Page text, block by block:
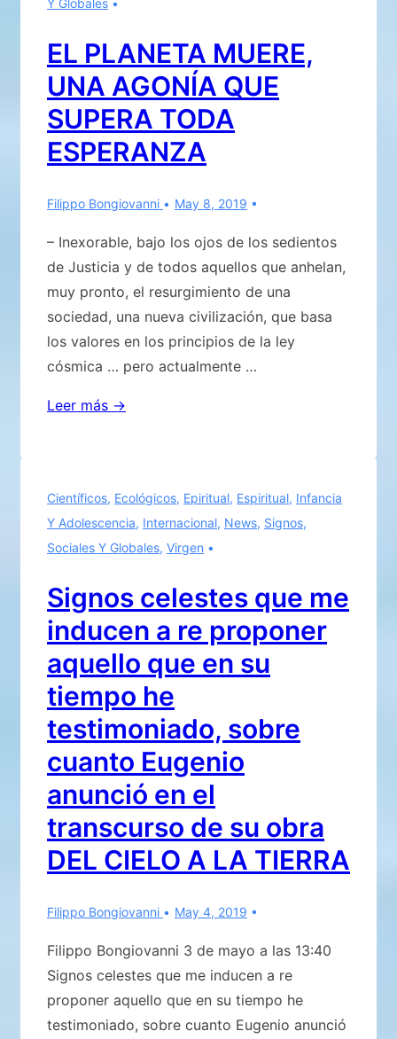
la
siempre
depende
de
cada
circunstancia-
Y Globales
EL PLANETA MUERE,
UNA AGONÍA QUE
SUPERA TODA
ESPERANZA
Filippo Bongiovanni May 8, 2019
– Inexorable, bajo los ojos de los sedientos
de Justicia y de todos aquellos que anhelan,
muy pronto, el resurgimiento de una
sociedad, una nueva civilización, que basa
los valores en los principios de la ley
cósmica … pero actualmente …
EL
AGONÍA
QUE
SUPERA
ESPERANZA
Leer más →
Científicos, Ecológicos, Epiritual, Espiritual, Infancia
Y Adolescencia, Internacional, News, Signos,
Sociales Y Globales, Virgen
Signos celestes que me
inducen a re proponer
aquello que en su
tiempo he
testimoniado, sobre
cuanto Eugenio
anunció en el
transcurso de su obra
DEL CIELO A LA TIERRA
Filippo Bongiovanni May 4, 2019
Filippo Bongiovanni 3 de mayo a las 13:40
Signos celestes que me inducen a re
proponer aquello que en su tiempo he
testimoniado, sobre cuanto Eugenio anunció